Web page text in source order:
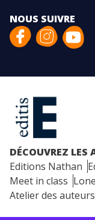
NOUS SUIVRE
DÉCOUVREZ LES
Editions Nathan
Meet in class
Atelier des auteurs